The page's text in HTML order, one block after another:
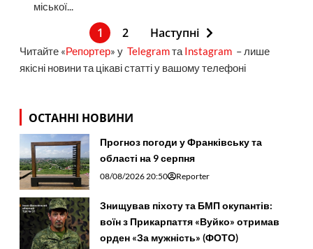
міської...
1 2 Наступні
Читайте «Репортер» у Telegramта Instagram– лише
якісні новини та цікаві статті у вашому телефоні
ОСТАННІ НОВИНИ
Прогноз погоди у Франківську та
області на 9 серпня
08/08/2026 20:50 Reporter
Знищував піхоту та БМП окупантів:
воїн з Прикарпаття «Вуйко» отримав
орден «За мужність» (ФОТО)